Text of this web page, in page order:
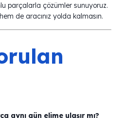
parçalarla çözümler sunuyoruz.
de aracınız yolda kalmasın.
aynı gün elime ulaşır mı?